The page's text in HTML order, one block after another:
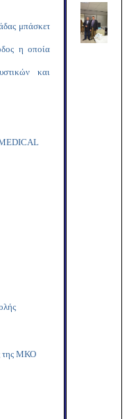
μπάσκετ
η οποία
και
της ΜΚΟ